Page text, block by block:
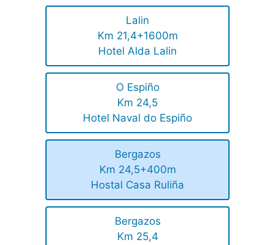
Lalin
Km 21,4+1600m
Hotel Alda Lalin
O Espiño
Km 24,5
Hotel Naval do Espiño
Bergazos
Km 24,5+400m
Hostal Casa Ruliña
Bergazos
Km 25,4